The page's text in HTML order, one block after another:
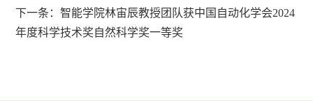
下一条：智能学院林宙辰教授团队获中国自动化学会2024
年度科学技术奖自然科学奖一等奖